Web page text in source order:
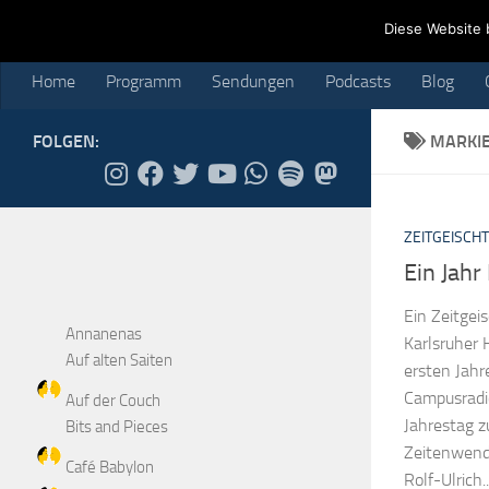
Blog
Home Programm Sendungen Podcasts Blog
ZEITGEISCHT
Ein
Ein
Karlsruher
ersten
Jahrestag
Rolf-
FOLGEN:
Annanenas
Auf alten Saiten
Auf der Couch
Bits and Pieces
Café Babylon
Diese Website